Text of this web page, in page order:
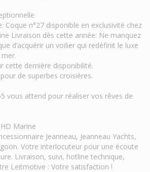
Coque n°27 disponible en exclusivité chez
Livraison dès cette année: Ne manquez
d’acquérir un voilier qui redéfinit le luxe
cette dernière disponibilité.
de superbes croisières.
vous attend pour réaliser vos rêves de
Marine
Jeanneau, Jeanneau Yachts,
Votre interlocuteur pour une écoute
Livraison, suivi, hotline technique,
Leitmotive : Votre satisfaction !